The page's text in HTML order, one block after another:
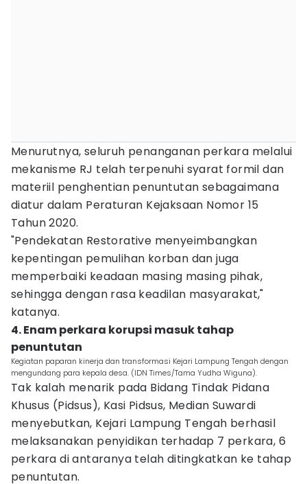
Menurutnya, seluruh penanganan perkara melalui
mekanisme RJ telah terpenuhi syarat formil dan
materiil penghentian penuntutan sebagaimana
diatur dalam Peraturan Kejaksaan Nomor 15
Tahun 2020.
"Pendekatan Restorative menyeimbangkan
kepentingan pemulihan korban dan juga
memperbaiki keadaan masing masing pihak,
sehingga dengan rasa keadilan masyarakat,"
katanya.
4. Enam perkara korupsi masuk tahap
penuntutan
Kegiatan paparan kinerja dan transformasi Kejari Lampung Tengah dengan
mengundang para kepala desa. (IDN Times/Tama Yudha Wiguna).
Tak kalah menarik pada Bidang Tindak Pidana
Khusus (Pidsus), Kasi Pidsus, Median Suwardi
menyebutkan, Kejari Lampung Tengah berhasil
melaksanakan penyidikan terhadap 7 perkara, 6
perkara di antaranya telah ditingkatkan ke tahap
penuntutan.